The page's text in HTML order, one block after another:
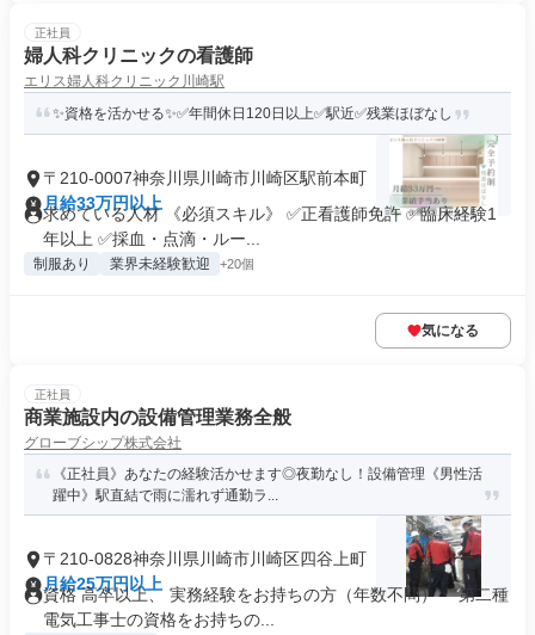
正社員
婦人科クリニックの看護師
エリス婦人科クリニック川崎駅
✨資格を活かせる✨✅年間休日120日以上✅駅近✅残業ほぼなし
〒210-0007神奈川県川崎市川崎区駅前本町
月給33万円以上
求めている人材 《必須スキル》 ✅正看護師免許 ✅臨床経験1
年以上 ✅採血・点滴・ルー...
制服あり 業界未経験歓迎 +20個
気になる
正社員
商業施設内の設備管理業務全般
グローブシップ株式会社
《正社員》あなたの経験活かせます◎夜勤なし！設備管理《男性活
躍中》駅直結で雨に濡れず通勤ラ...
〒210-0828神奈川県川崎市川崎区四谷上町
月給25万円以上
資格 高卒以上、 実務経験をお持ちの方（年数不問）・ 第二種
電気工事士の資格をお持ちの...